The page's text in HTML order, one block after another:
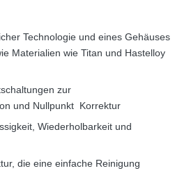
Technologie und eines Gehäuses
Materialien wie Titan und Hastelloy
zur
und Nullpunkt Korrektur
Wiederholbarkeit und
die eine einfache Reinigung